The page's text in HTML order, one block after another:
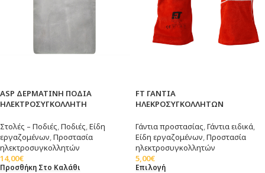
ASP ΔΕΡΜΑΤΙΝΗ ΠΟΔΙΑ
ΗΛΕΚΤΡΟΣΥΓΚΟΛΛΗΤΗ
Στολές – Ποδιές Ποδιές Είδη
εργαζομένων Προστασία
ηλεκτροσυγκολλητών
14,00€
Προσθήκη Στο Καλάθι
FT ΓΑΝΤΙΑ
ΗΛΕΚΡΟΣΥΓΚOΛΛΗΤΩΝ
Γάντια προστασίας Γάντια ειδικά
Είδη εργαζομένων Προστασία
ηλεκτροσυγκολλητών
5,00€
Επιλογή